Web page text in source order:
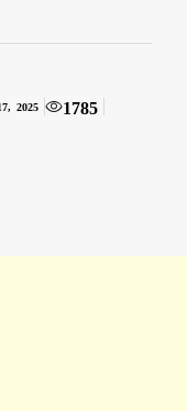
2025 1785